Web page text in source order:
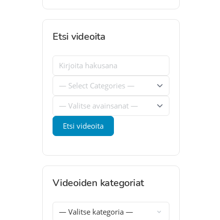
Etsi videoita
Videoiden kategoriat